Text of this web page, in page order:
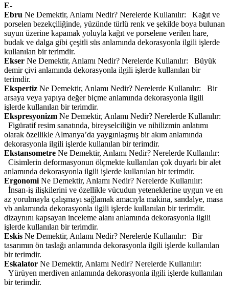
E-
Ebru Ne Demektir, Anlamı Nedir? Nerelerde Kullanılır: Kağıt ve
porselen bezekçiliğinde, yüzünde türlü renk ve şekilde boya bulunan
suyun üzerine kapamak yoluyla kağıt ve porselene verilen hare,
budak ve dalga gibi çeşitli süs anlamında dekorasyonla ilgili işlerde
kullanılan bir terimdir.
Ekser Ne Demektir, Anlamı Nedir? Nerelerde Kullanılır: Büyük
demir çivi anlamında dekorasyonla ilgili işlerde kullanılan bir
terimdir.
Ekspertiz Ne Demektir, Anlamı Nedir? Nerelerde Kullanılır: Bir
arsaya veya yapıya değer biçme anlamında dekorasyonla ilgili
işlerde kullanılan bir terimdir.
Ekspresyonizm Ne Demektir, Anlamı Nedir? Nerelerde Kullanılır:
Figüratif resim sanatında, bireyselciliğin ve nihilizmin anlatımı
olarak özellikle Almanya’da yaygınlaşmış bir akım anlamında
dekorasyonla ilgili işlerde kullanılan bir terimdir.
Ekstansometre Ne Demektir, Anlamı Nedir? Nerelerde Kullanılır:
Cisimlerin deformasyonun ölçmekte kullanılan çok duyarlı bir alet
anlamında dekorasyonla ilgili işlerde kullanılan bir terimdir.
Ergonomi Ne Demektir, Anlamı Nedir? Nerelerde Kullanılır:
İnsan-iş ilişkilerini ve özellikle vücudun yeteneklerine uygun ve en
az yorulmayla çalışmayı sağlamak amacıyla makina, sandalye, masa
vb anlamında dekorasyonla ilgili işlerde kullanılan bir terimdir.
dizaynını kapsayan inceleme alanı anlamında dekorasyonla ilgili
işlerde kullanılan bir terimdir.
Eskis Ne Demektir, Anlamı Nedir? Nerelerde Kullanılır: Bir
tasarımın ön taslağı anlamında dekorasyonla ilgili işlerde kullanılan
bir terimdir.
Eskalator Ne Demektir, Anlamı Nedir? Nerelerde Kullanılır:
Yürüyen merdiven anlamında dekorasyonla ilgili işlerde kullanılan
bir terimdir.